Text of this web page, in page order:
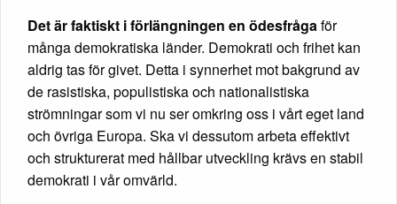
Det är faktiskt i förlängningen en ödesfrågaför
många demokratiska länder. Demokrati och frihet kan
aldrig tas för givet. Detta i synnerhet mot bakgrund av
de rasistiska, populistiska och nationalistiska
strömningar som vi nu ser omkring oss i vårt eget land
och övriga Europa. Ska vi dessutom arbeta effektivt
och strukturerat med hållbar utveckling krävs en stabil
demokrati i vår omvärld.